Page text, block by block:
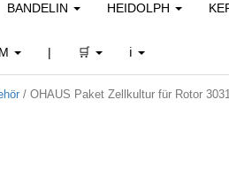
BANDELIN HEIDOLPH
| 🛒 ℹ️
/ OHAUS Paket Zellkultur für Rotor